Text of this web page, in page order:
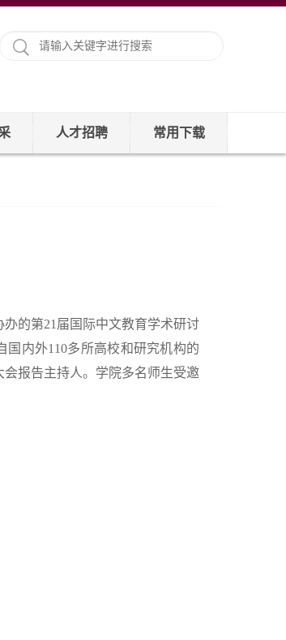
人才招聘 常用下载
的第21届国际中文教育学术研讨
内外110多所高校和研究机构的
报告主持人。学院多名师生受邀